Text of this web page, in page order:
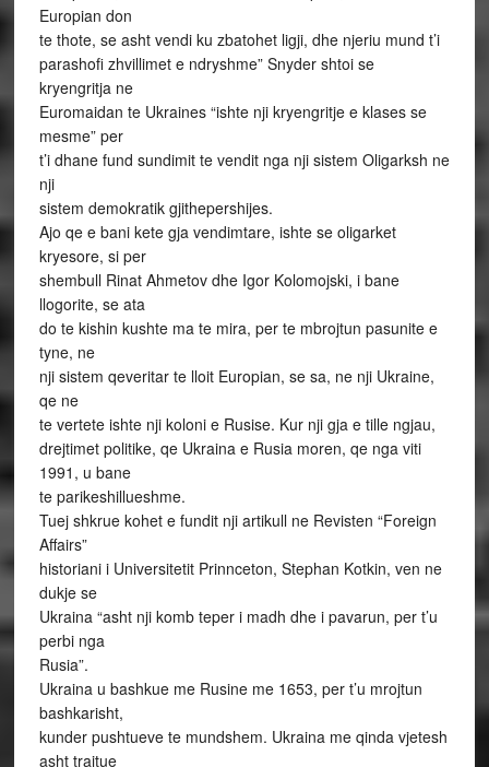
Europian don
te thote, se asht vendi ku zbatohet ligji, dhe njeriu mund t’i
parashofi zhvillimet e ndryshme” Snyder shtoi se
kryengritja ne
Euromaidan te Ukraines “ishte nji kryengritje e klases se
mesme” per
t’i dhane fund sundimit te vendit nga nji sistem Oligarksh ne
nji
sistem demokratik gjithepershijes.
Ajo qe e bani kete gja vendimtare, ishte se oligarket
kryesore, si per
shembull Rinat Ahmetov dhe Igor Kolomojski, i bane
llogorite, se ata
do te kishin kushte ma te mira, per te mbrojtun pasunite e
tyne, ne
nji sistem qeveritar te lloit Europian, se sa, ne nji Ukraine,
qe ne
te vertete ishte nji koloni e Rusise. Kur nji gja e tille ngjau,
drejtimet politike, qe Ukraina e Rusia moren, qe nga viti
1991, u bane
te parikeshillueshme.
Tuej shkrue kohet e fundit nji artikull ne Revisten “Foreign
Affairs”
historiani i Universitetit Prinnceton, Stephan Kotkin, ven ne
dukje se
Ukraina “asht nji komb teper i madh dhe i pavarun, per t’u
perbi nga
Rusia”.
Ukraina u bashkue me Rusine me 1653, per t’u mrojtun
bashkarisht,
kunder pushtueve te mundshem. Ukraina me qinda vjetesh
asht trajtue